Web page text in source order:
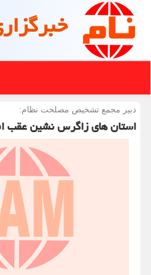
دبیر مجمع تشخیص مصلحت نظام:
استان های زاگرس نشین عقب